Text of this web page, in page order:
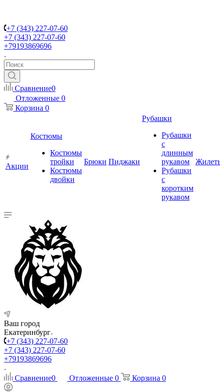
+7 (343) 227-07-60
+7 (343) 227-07-60
+79193869696
Сравнение0
Отложенные 0
Корзина 0
Акции
Костюмы
Костюмы
тройки
Костюмы
двойки
Брюки Пиджаки
Рубашки
Рубашки
с
длинным
рукавом
Рубашки
с
коротким
рукавом
Ваш город
Екатеринбург
+7 (343) 227-07-60
+7 (343) 227-07-60
+79193869696
Сравнение0 Отложенные 0 Корзина 0